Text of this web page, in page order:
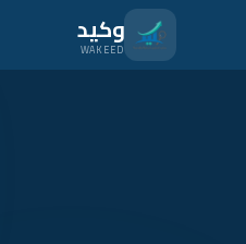
انتقل للمحتوى الرئيسيوكيد
WAKEED